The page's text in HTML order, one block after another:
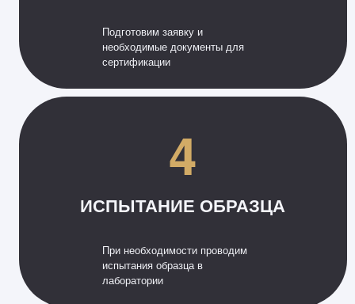
Подготовим заявку и
необходимые документы для
сертификации
4
ИСПЫТАНИЕ ОБРАЗЦА
При необходимости проводим
испытания образца в
лаборатории